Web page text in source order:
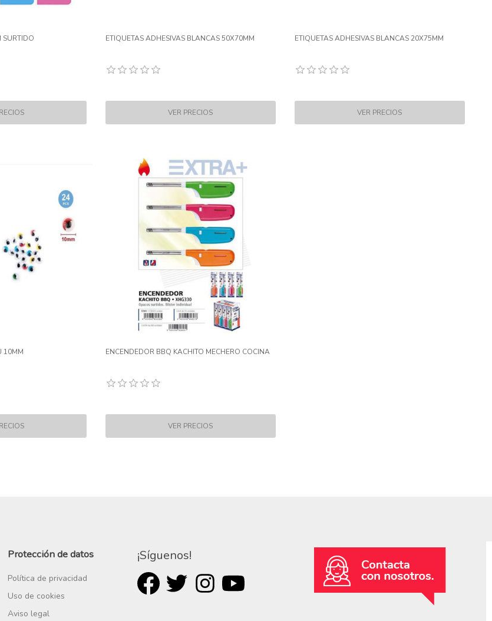
ETIQUETAS ADHESIVAS BLANCAS 50X70MM ETIQUETAS ADHESIVAS BLANCAS 20X75MM
10MM ENCENDEDOR BBQ KACHITO MECHERO COCINA
Protección de datos
Política de privacidad
Uso de cookies
Aviso legal
¡Síguenos!